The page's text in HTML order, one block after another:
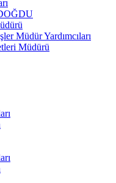
Müdür Yardımcıları
Müdürü